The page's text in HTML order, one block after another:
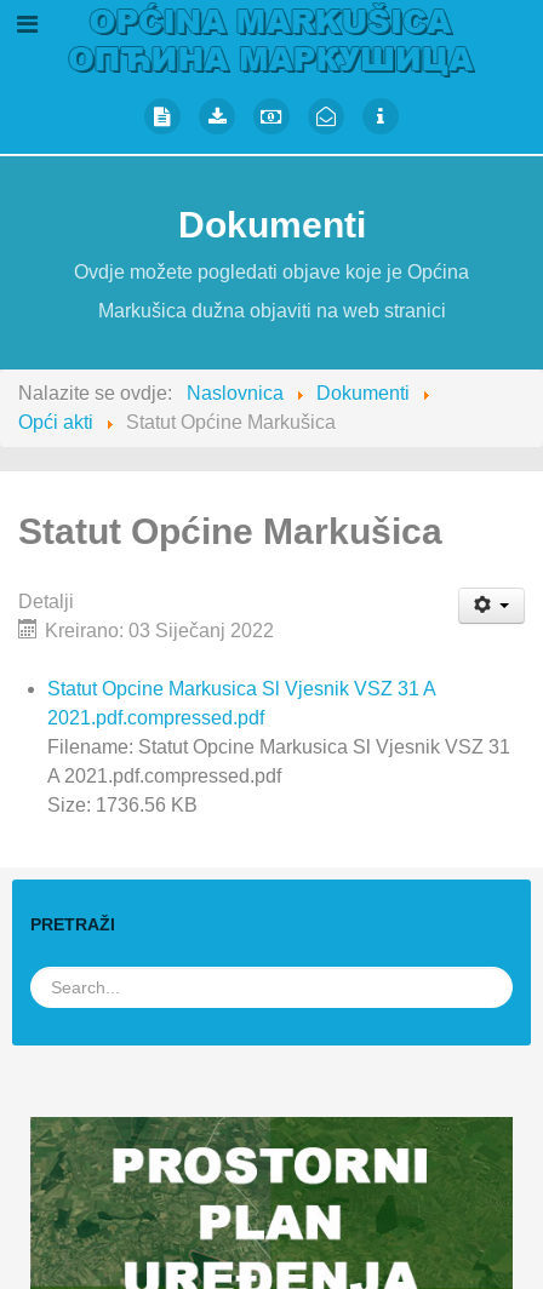
Dokumenti
Ovdje možete pogledati objave koje je Općina
Markušica dužna objaviti na web stranici
Nalazite se ovdje: Naslovnica
Dokumenti
Opći akti
Statut Općine Markušica
Statut Općine Markušica
Detalji
Kreirano: 03 Siječanj 2022
Statut Opcine Markusica Sl Vjesnik VSZ 31 A
2021.pdf.compressed.pdf
Filename: Statut Opcine Markusica Sl Vjesnik VSZ 31
A 2021.pdf.compressed.pdf
Size: 1736.56 KB
PRETRAŽI